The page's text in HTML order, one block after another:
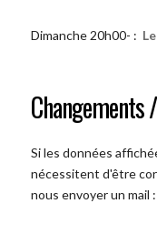
Dimanche 20h00- :
Si les données
nécessitent d'être
nous envoyer un mail :